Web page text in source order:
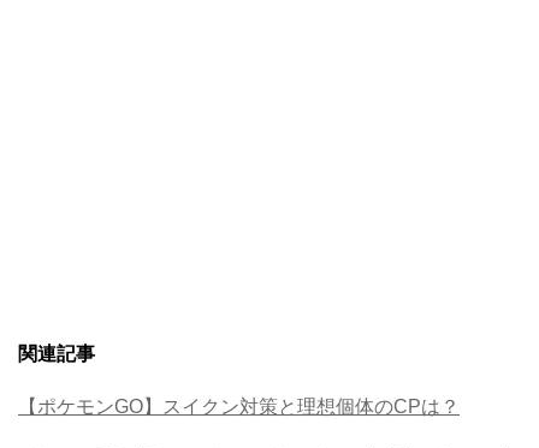
関連記事
【ポケモンGO】スイクン対策と理想個体のCPは？